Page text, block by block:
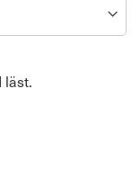
läst.